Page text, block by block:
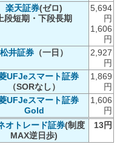
楽天証券(ゼロ)
上段短期・下段長期
5,694
円
1,606
円
松井証券 （一日）
2,927
円
UFJeスマート証券
（SORなし）
1,869
円
UFJeスマート証券
Gold
1,606
円
オトレード証券(制度
MAX逆日歩)
13円